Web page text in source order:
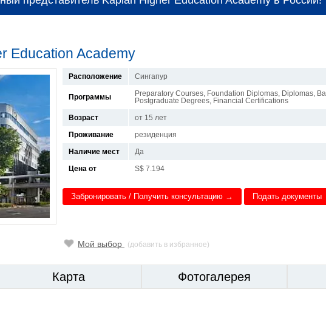
Education Academy
Расположение Сингапур
Программы
Preparatory Courses, Foundation Diplomas, Diplomas,
Postgraduate Degrees, Financial Certifications
Возраст
от 15 лет
Проживание
резиденция
Наличие мест
Да
Цена от
S$ 7.194
Забронировать / Получить консультацию → Подать документы
Мой выбор (добавить в избранное)
Карта Фотогалерея